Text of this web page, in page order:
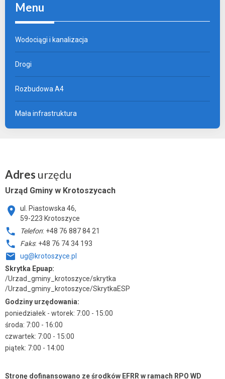
Menu
Wodociągi i kanalizacja
Drogi
Rozbudowa A4
Mała infrastruktura
Adres urzędu
Urząd Gminy w Krotoszycach
ul. Piastowska 46,
59-223 Krotoszyce
Telefon: +48 76 887 84 21
Faks: +48 76 74 34 193
ug@krotoszyce.pl
Skrytka Epuap:
/Urzad_gminy_krotoszyce/skrytka
/Urzad_gminy_krotoszyce/SkrytkaESP
Godziny urzędowania:
poniedziałek - wtorek: 7:00 - 15:00
środa: 7:00 - 16:00
czwartek: 7:00 - 15:00
piątek: 7:00 - 14:00
Stronę dofinansowano ze środków EFRR w ramach RPO WD